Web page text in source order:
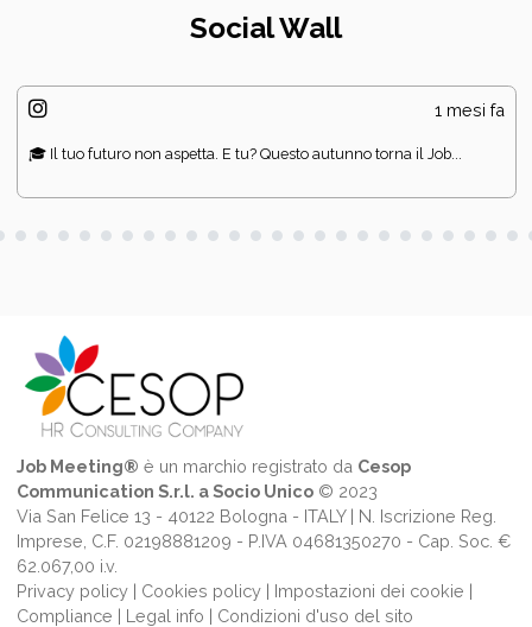
Social Wall
1 mesi fa
🎓 Il tuo futuro non aspetta. E tu? Questo autunno torna il Job...
Job Meeting® è un marchio registrato da Cesop
Communication S.r.l. a Socio Unico© 2023
Via San Felice 13 - 40122 Bologna - ITALY | N. Iscrizione Reg.
Imprese, C.F. 02198881209 - P.IVA 04681350270 - Cap. Soc. €
62.067,00 i.v.
Privacy policy| Cookies policy| Impostazioni dei cookie |
Compliance | Legal info | Condizioni d'uso del sito